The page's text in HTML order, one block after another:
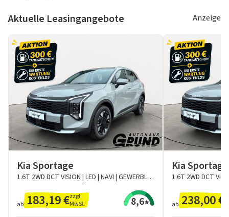
(elektrochromatisch)
Klimaautomatik
LED-Nebelscheinwerfer
Ladeanschluss 12V, Konsole vorn
Lüftungsdüsen hinten
Nachfüllanzeige für Scheibenwaschanlage
Parksensoren vorn und hinten
Regensensor
Rückfahrkamera
Supervision-Instrumentenanzeige mit 10,7 cm (4,2
Zoll) Bildschirmdiagonale
Tagfahrlicht LED
USB-Ladebuchse vorne
USB-Ladebuchsen an den Seiten der Vordersitze (je
Wippen am Lenkrad – (Vision - 1.6 T-GDI 48V DCT,
1.6 CRDi 48V DCT, 1.6 T-GDI 48V AWD DCT)
Aktuelle Leasingangebote Anzeige
Kia Sportage
1.6T 2WD DCT VISION | LED | NAVI | GEWERBLICH
ab 183,19 €zzgl.
MwSt.
8,6
Kia Sportage
1.6T 2WD DCT
ab 238,00 €